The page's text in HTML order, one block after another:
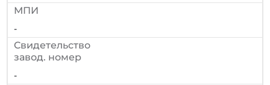
МПИ
-
Cвидетельство
завод. номер
-